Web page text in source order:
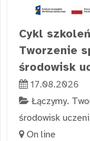
Cykl
Tworzenie
środowisk
17.08.2026
Łączymy.
środowisk
On line